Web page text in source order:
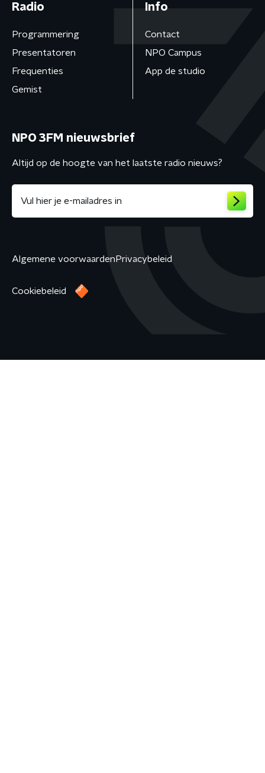
Radio
Programmering
Presentatoren
Frequenties
Gemist
Info
Contact
NPO Campus
App de studio
NPO 3FM nieuwsbrief
Altijd op de hoogte van het laatste radio nieuws?
Algemene voorwaarden Privacybeleid
Cookiebeleid